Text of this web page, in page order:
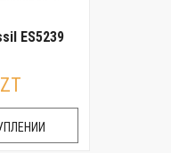
ES5239